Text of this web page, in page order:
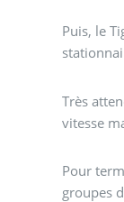
Puis, le
Très
vitesse
Pour
groupes